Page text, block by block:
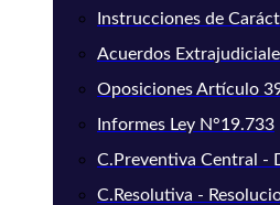
Instrucciones de
Acuerdos
Oposiciones Artículo
Informes Ley N°19.733
C.Preventiva Central -
C.Resolutiva -